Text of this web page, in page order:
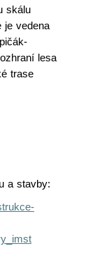
skálu
je vedena
lesa
trase
a stavby: